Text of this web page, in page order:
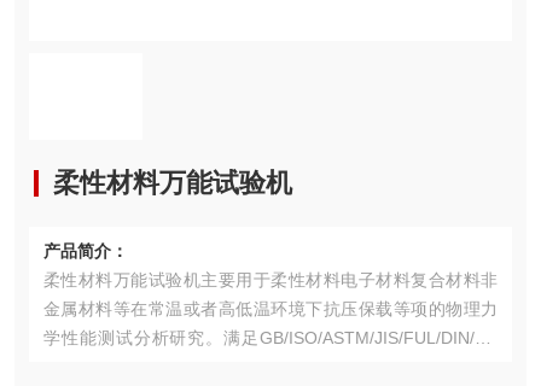
柔性材料万能试验机
产品简介：
柔性材料万能试验机主要用于柔性材料电子材料复合材料非
金属材料等在常温或者高低温环境下抗压保载等项的物理力
学性能测试分析研究。满足GB/ISO/ASTM/JIS/FUL/DIN/EN